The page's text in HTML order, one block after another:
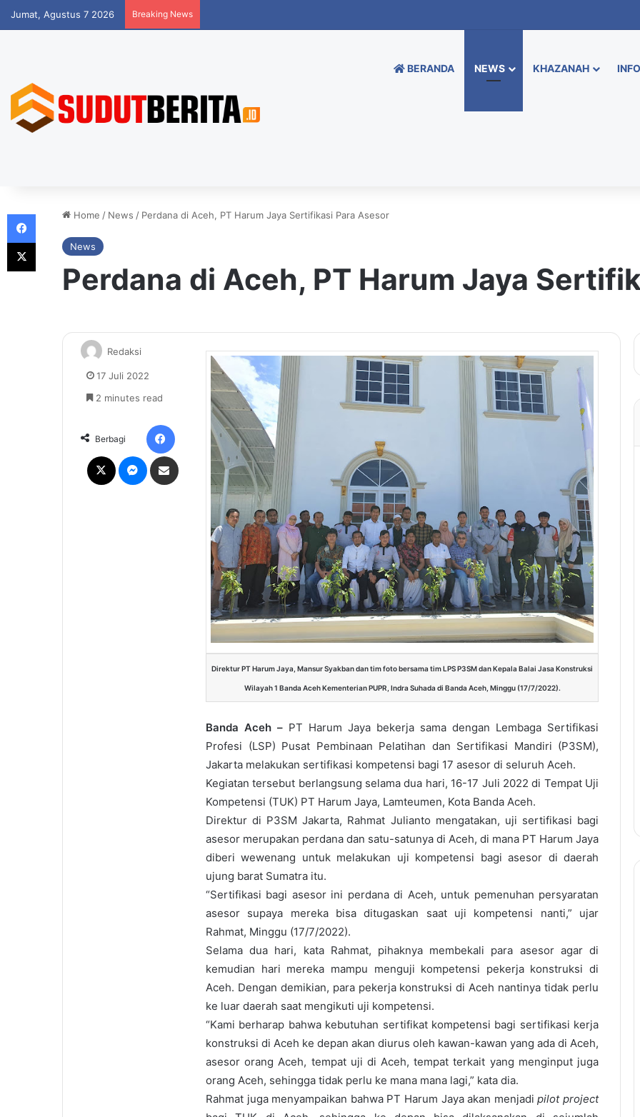
Jumat, Agustus 7 2026 Breaking News
BERANDA NEWS KHAZANAH
Home / News / Perdana di Aceh, PT Harum Jaya Sertifikasi Para Asesor
News
Perdana di Aceh, PT Harum Jaya
Direktur PT Harum Jaya, Mansur Syakban dan tim foto bersama tim LPS P3SM dan Kepala Balai Jasa Konstruksi
Wilayah 1 Banda Aceh Kementerian PUPR, Indra Suhada di Banda Aceh, Minggu (17/7/2022).
Banda Aceh – PT Harum Jaya bekerja sama dengan Lembaga Sertifikasi
Profesi (LSP) Pusat Pembinaan Pelatihan dan Sertifikasi Mandiri (P3SM),
Jakarta melakukan sertifikasi kompetensi bagi 17 asesor di seluruh Aceh.
Kegiatan tersebut berlangsung selama dua hari, 16-17 Juli 2022 di Tempat Uji
Kompetensi (TUK) PT Harum Jaya, Lamteumen, Kota Banda Aceh.
Direktur di P3SM Jakarta, Rahmat Julianto mengatakan, uji sertifikasi bagi
asesor merupakan perdana dan satu-satunya di Aceh, di mana PT Harum Jaya
diberi wewenang untuk melakukan uji kompetensi bagi asesor di daerah
ujung barat Sumatra itu.
“Sertifikasi bagi asesor ini perdana di Aceh, untuk pemenuhan persyaratan
asesor supaya mereka bisa ditugaskan saat uji kompetensi nanti,” ujar
Rahmat, Minggu (17/7/2022).
Selama dua hari, kata Rahmat, pihaknya membekali para asesor agar di
kemudian hari mereka mampu menguji kompetensi pekerja konstruksi di
Aceh. Dengan demikian, para pekerja konstruksi di Aceh nantinya tidak perlu
ke luar daerah saat mengikuti uji kompetensi.
“Kami berharap bahwa kebutuhan sertifikat kompetensi bagi sertifikasi kerja
konstruksi di Aceh ke depan akan diurus oleh kawan-kawan yang ada di Aceh,
asesor orang Aceh, tempat uji di Aceh, tempat terkait yang menginput juga
orang Aceh, sehingga tidak perlu ke mana mana lagi,” kata dia.
Rahmat juga menyampaikan bahwa PT Harum Jaya akan menjadipilot project
Redaksi
17 Juli 2022
2 minutes read
Berbagi
Messenger
Facebook
X